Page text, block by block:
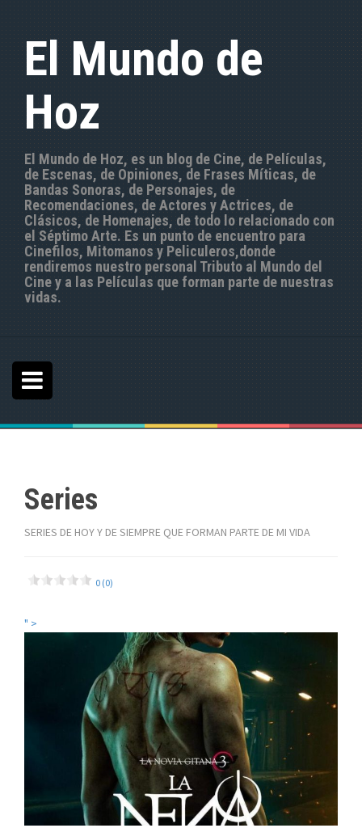
El Mundo de
Hoz
El Mundo de Hoz, es un blog de Cine, de Películas,
de Escenas, de Opiniones, de Frases Míticas, de
Bandas Sonoras, de Personajes, de
Recomendaciones, de Actores y Actrices, de
Clásicos, de Homenajes, de todo lo relacionado con
el Séptimo Arte. Es un punto de encuentro para
Cinefilos, Mitomanos y Peliculeros,donde
rendiremos nuestro personal Tributo al Mundo del
Cine y a las Películas que forman parte de nuestras
vidas.
Series
SERIES DE HOY Y DE SIEMPRE QUE FORMAN PARTE DE MI VIDA
0 (0)
" >